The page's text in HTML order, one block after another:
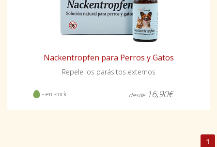
Nackentropfen para Perros y Gatos
Repele los parásitos externos
- en stock desde 16,90€
1